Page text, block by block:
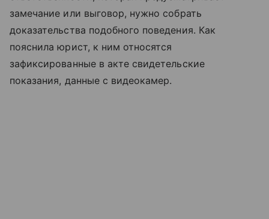
замечание или выговор, нужно собрать
доказательства подобного поведения. Как
пояснила юрист, к ним относятся
зафиксированные в акте свидетельские
показания, данные с видеокамер.